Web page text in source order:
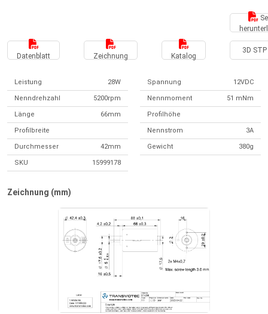
Datenblatt Zeichnung Katalog
3D STP
Leistung 28W Spannung 12VDC
Nenndrehzahl 5200rpm Nennmoment 51 mNm
Länge 66mm Profilhöhe
Profilbreite Nennstrom 3A
Durchmesser 42mm Gewicht 380g
SKU 15999178
Zeichnung (mm)